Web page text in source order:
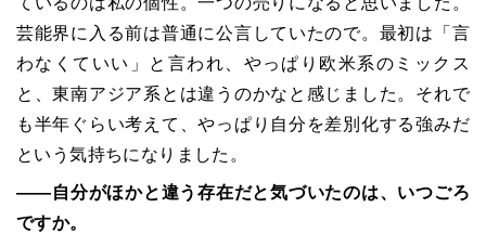
芸能界に入る前は普通に公言していたので。最初は「言
わなくていい」と言われ、やっぱり欧米系のミックス
と、東南アジア系とは違うのかなと感じました。それで
も半年ぐらい考えて、やっぱり自分を差別化する強みだ
という気持ちになりました。
――自分がほかと違う存在だと気づいたのは、いつごろ
ですか。